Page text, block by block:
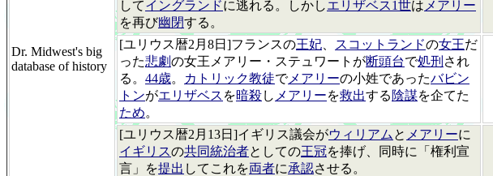
Dr. Midwest's big
database of history
してイングランドに逃れる。しかしエリザベス1世は メアリー
を再び幽閉する。
[ユリウス暦2月8日]フランスの王妃 スコットランドの女王だ
った悲劇の女王メアリー・ステュワートが断頭台で処刑 され
る。 44歳。 カトリック教徒でメアリーの小姓であったバビン
トンがエリザベス を暗殺し メアリーを救出する 陰謀を企てた
ため。
[ユリウス暦2月13日]イギリス議会がウィリアム と メアリーに
イギリスの共同統治者としての王冠を捧げ、同時に「権利宣
言」を提出 してこれを両者に承認させる。